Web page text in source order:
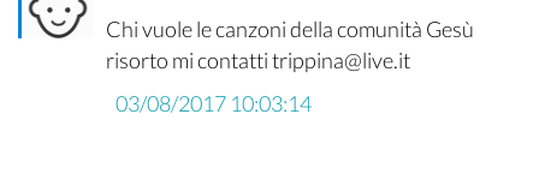
Chi vuole le canzoni della comunità Gesù
risorto mi contatti trippina@live.it
03/08/2017 10:03:14